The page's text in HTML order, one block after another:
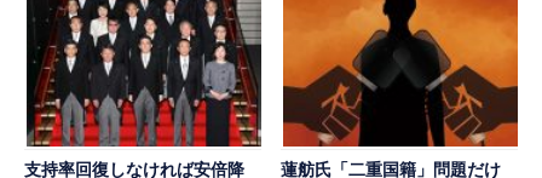
支持率回復しなければ安倍降 蓮舫氏「二重国籍」問題だけ